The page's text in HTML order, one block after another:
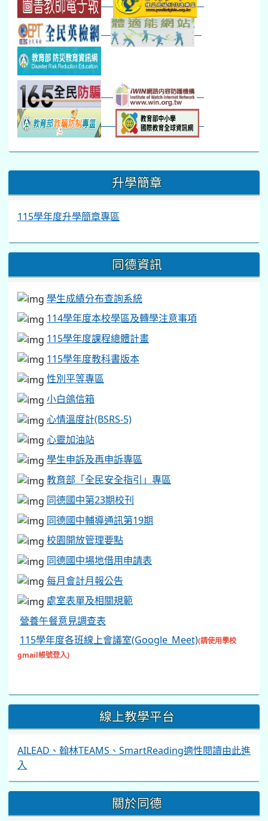
::: 升學簡章
115學年度升學簡章專區
同德資訊
學生成績分布查詢系統
114學年度本校學區及轉學注意事項
115學年度課程總體計畫
115學年度教科書版本
性別平等專區
小白鴿信箱
心情溫度計(BSRS-5)
心靈加油站
學生申訴及再申訴專區
教育部「全民安全指引」專區
同德國中第23期校刊
同德國中輔導通訊第19期
校園開放管理要點
同德國中場地借用申請表
每月會計月報公告
處室表單及相關規範
營養午餐意見調查表
115學年度各班線上會議室(Google_Meet)(請使用學校
gmail帳號登入)
線上教學平台
AILEAD、翰林TEAMS、SmartReading適性閱讀由此進
入
關於同德